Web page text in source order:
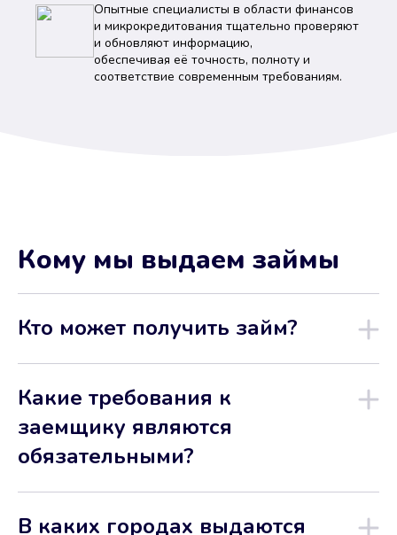
Опытные специалисты в области финансов
и микрокредитования тщательно проверяют
и обновляют информацию,
обеспечивая её точность, полноту и
соответствие современным требованиям.
Кому мы выдаем займы
Кто может получить займ?
Какие требования к
заемщику являются
обязательными?
В каких городах выдаются